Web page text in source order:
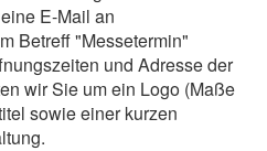
E-Mail an
Betreff "Messetermin"
und Adresse der
wir Sie um ein Logo (Maße
sowie einer kurzen